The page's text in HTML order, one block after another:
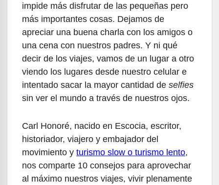
impide más disfrutar de las pequeñas pero
más importantes cosas. Dejamos de
apreciar una buena charla con los amigos o
una cena con nuestros padres. Y ni qué
decir de los viajes, vamos de un lugar a otro
viendo los lugares desde nuestro celular e
intentado sacar la mayor cantidad de selfies
sin ver el mundo a través de nuestros ojos.
Carl Honoré, nacido en Escocia, escritor,
historiador, viajero y embajador del
movimiento y turismo slow o turismo lento,
nos comparte 10 consejos para aprovechar
al máximo nuestros viajes, vivir plenamente